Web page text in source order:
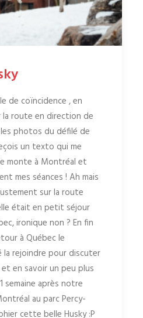
de coïncidence , en
route en direction de
photos du défilé de
un texto qui me
monte à Montréal et
mes séances ! Ah mais
sur la route
était en petit séjour
ironique non ? En fin
à Québec le
la rejoindre pour discuter
en savoir un peu plus
semaine après notre
au parc Percy-
cette belle Husky :P